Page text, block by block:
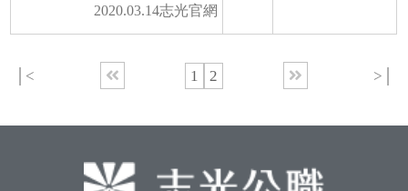
2020.03.14志光官網
│< 1 2 >│